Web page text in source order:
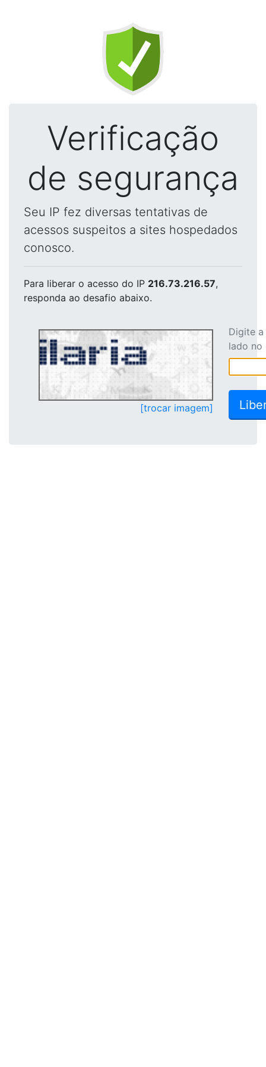
Verificação
de segurança
Seu IP fez diversas tentativas de
acessos suspeitos a sites hospedados
conosco.
Para liberar o acesso do IP 216.73.216.57,
responda ao desafio abaixo.
[trocar imagem]
Digite
lado no